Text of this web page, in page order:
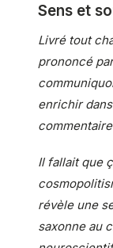
Sens et
Livré tout
prononcé
enrichir
Il fallait que
révèle une
saxonne au